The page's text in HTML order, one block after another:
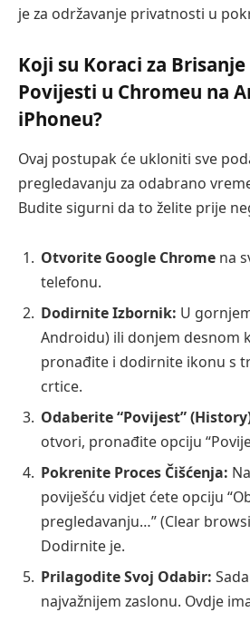
je za održavanje privatnosti u
Koji su Koraci za
Povijesti u Chromeu na
iPhoneu?
Ovaj postupak će ukloniti sve
pregledavanju za odabrano
Budite sigurni da to želite prije
Otvorite Google Chrome na
telefonu.
Dodirnite Izbornik: U
Androidu) ili donjem desnom
pronađite i dodirnite ikonu s
crtice.
Odaberite “Povijest”
otvori, pronađite opciju
Pokrenite Proces Čišćenja:
poviješću vidjet ćete opciju
pregledavanju…” (Clear
Dodirnite je.
Prilagodite Svoj Odabir:
najvažnijem zaslonu. Ovdje